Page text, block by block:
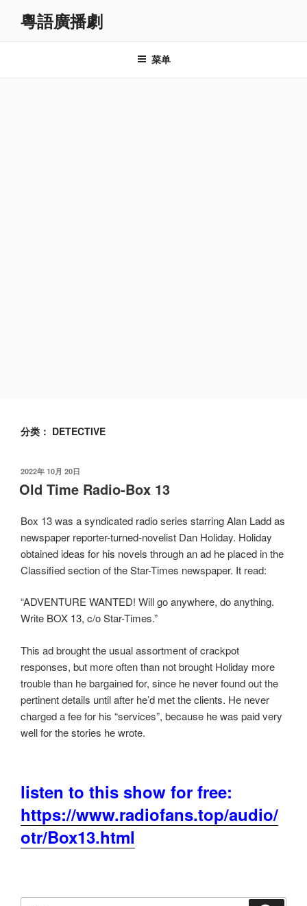
粵語廣播劇
菜单
分类： DETECTIVE
发
布
于
2022年 10月 20日
Old Time Radio-Box 13
Box 13 was a syndicated radio series starring Alan Ladd as
newspaper reporter-turned-novelist Dan Holiday. Holiday
obtained ideas for his novels through an ad he placed in the
Classified section of the Star-Times newspaper. It read:
“ADVENTURE WANTED! Will go anywhere, do anything.
Write BOX 13, c/o Star-Times.”
This ad brought the usual assortment of crackpot
responses, but more often than not brought Holiday more
trouble than he bargained for, since he never found out the
pertinent details until after he’d met the clients. He never
charged a fee for his “services”, because he was paid very
well for the stories he wrote.
listen to this show for free:
https://www.radiofans.top/audio/
otr/Box13.html